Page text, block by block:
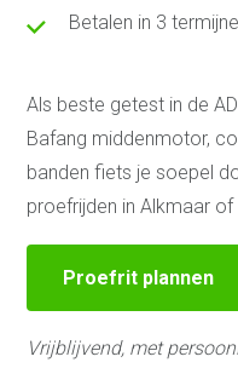
Betalen in 3
Als beste getest in de
Bafang middenmotor,
banden fiets je soepel
proefrijden in Alkmaar of
Proefrit plannen
Vrijblijvend, met